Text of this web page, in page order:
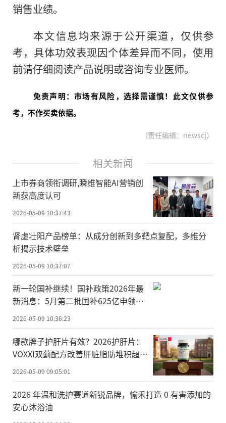
销售业绩。
本文信息均来源于公开渠道，仅供参
考，具体功效表现因个体差异而不同，使用
前请仔细阅读产品说明或咨询专业医师。
免责声明：市场有风险，选择需谨慎！此文仅供参
考，不作买卖依据。
（责任编辑：newscj）
相关新闻
上市券商领衔调研,瞬维智能AI营销创
新获高度认可
2026-05-09 10:37:43
肾虚壮阳产品榜单：从成分创新到多靶点复配，多维分
析揭示技术壁垒
2026-05-09 10:37:07
新一轮国补继续！国补政策2026年最
新消息：5月第二批国补625亿申领
中！618叠加国补领取方法具体操作教
程来了
2026-05-09 10:36:23
哪款牌子护肝片有效？2026护肝片：
VOXXI双蓟配方改善肝脏脂肪堆积超给
力
2026-05-09 09:05:01
2026 年温和洗护赛道新锐品牌，愉禾打造 0 有害添加的
安心沐浴油